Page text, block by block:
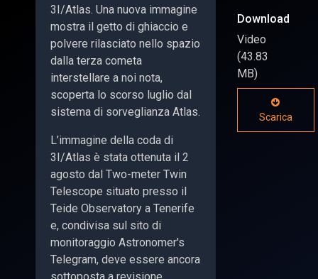
3I/Atlas. Una nuova immagine
mostra il getto di ghiaccio e
polvere rilasciato nello spazio
dalla terza cometa
interstellare a noi nota,
scoperta lo scorso luglio dal
sistema di sorveglianza Atlas.
L’immagine della coda di
3I/Atlas è stata ottenuta il 2
agosto dal Two-meter Twin
Telescope situato presso il
Teide Observatory a Tenerife
e, condivisa sul sito di
monitoraggio Astronomer's
Telegram, deve essere ancora
sottoposta a revisione
Download
Video
(43.83
MB)
Scarica